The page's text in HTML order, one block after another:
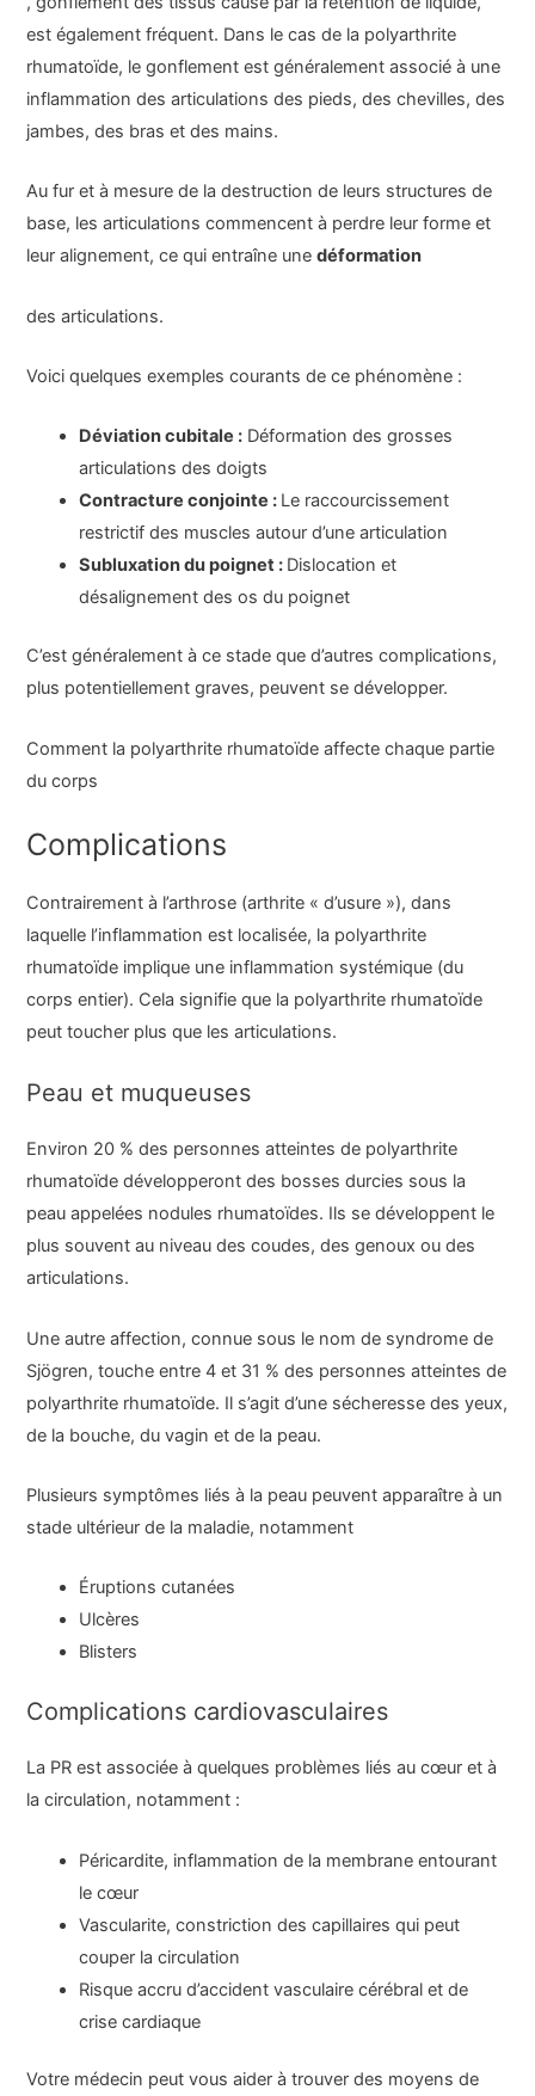
est également fréquent. Dans le cas de la polyarthrite
rhumatoïde, le gonflement est généralement associé à une
inflammation des articulations des pieds, des chevilles, des
jambes, des bras et des mains.
Au fur et à mesure de la destruction de leurs structures de
base, les articulations commencent à perdre leur forme et
leur alignement, ce qui entraîne unedéformation
des articulations.
Voici quelques exemples courants de ce phénomène :
Déviation cubitale : Déformation des grosses
articulations des doigts
Contracture conjointe : Le raccourcissement
restrictif des muscles autour d’une articulation
Subluxation du poignet : Dislocation et
désalignement des os du poignet
C’est généralement à ce stade que d’autres complications,
plus potentiellement graves, peuvent se développer.
Comment la polyarthrite rhumatoïde affecte chaque partie
du corps
Complications
Contrairement à l’arthrose (arthrite « d’usure »), dans
laquelle l’inflammation est localisée, la polyarthrite
rhumatoïde implique une inflammation systémique (du
corps entier). Cela signifie que la polyarthrite rhumatoïde
peut toucher plus que les articulations.
Peau et muqueuses
Environ 20 % des personnes atteintes de polyarthrite
rhumatoïde développeront des bosses durcies sous la
peau appelées nodules rhumatoïdes. Ils se développent le
plus souvent au niveau des coudes, des genoux ou des
articulations.
Une autre affection, connue sous le nom de syndrome de
Sjögren, touche entre 4 et 31 % des personnes atteintes de
polyarthrite rhumatoïde. Il s’agit d’une sécheresse des yeux,
de la bouche, du vagin et de la peau.
Plusieurs symptômes liés à la peau peuvent apparaître à un
stade ultérieur de la maladie, notamment
Éruptions cutanées
Ulcères
Blisters
Complications cardiovasculaires
La PR est associée à quelques problèmes liés au cœur et à
la circulation, notamment :
Péricardite, inflammation de la membrane entourant
le cœur
Vascularite, constriction des capillaires qui peut
couper la circulation
Risque accru d’accident vasculaire cérébral et de
crise cardiaque
Votre médecin peut vous aider à trouver des moyens de